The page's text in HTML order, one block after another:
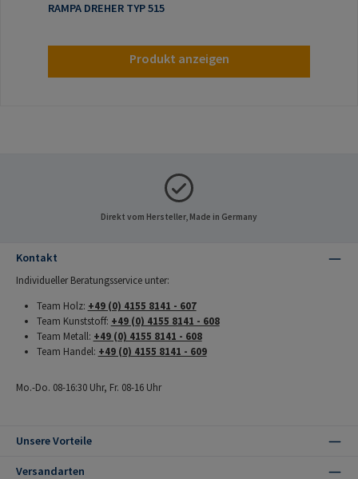
RAMPA DREHER TYP 515
Produkt anzeigen
Direkt vom Hersteller, Made in Germany
Kontakt
Individueller Beratungsservice unter:
Team Holz: +49 (0) 4155 8141 - 607
Team Kunststoff: +49 (0) 4155 8141 - 608
Team Metall: +49 (0) 4155 8141 - 608
Team Handel: +49 (0) 4155 8141 - 609
Mo.-Do. 08-16:30 Uhr, Fr. 08-16 Uhr
Unsere Vorteile
Versandarten